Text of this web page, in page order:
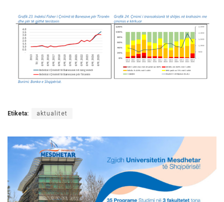
Etiketa: aktualitet